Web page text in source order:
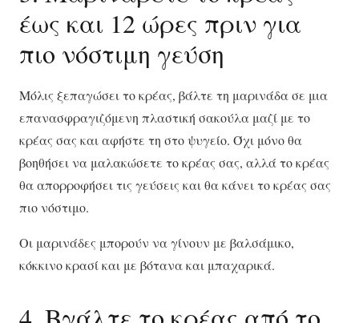
έως και 12 ώρες πριν για
πιο νόστιμη γεύση
Μόλις ξεπαγώσει το κρέας, βάλτε τη μαρινάδα σε μια
επανασφραγιζόμενη πλαστική σακούλα μαζί με το
κρέας σας και αφήστε τη στο ψυγείο. Όχι μόνο θα
βοηθήσει να μαλακώσετε το κρέας σας, αλλά το κρέας
θα απορροφήσει τις γεύσεις και θα κάνει το κρέας σας
πιο νόστιμο.
Οι μαρινάδες μπορούν να γίνουν με βαλσάμικο,
κόκκινο κρασί και με βότανα και μπαχαρικά.